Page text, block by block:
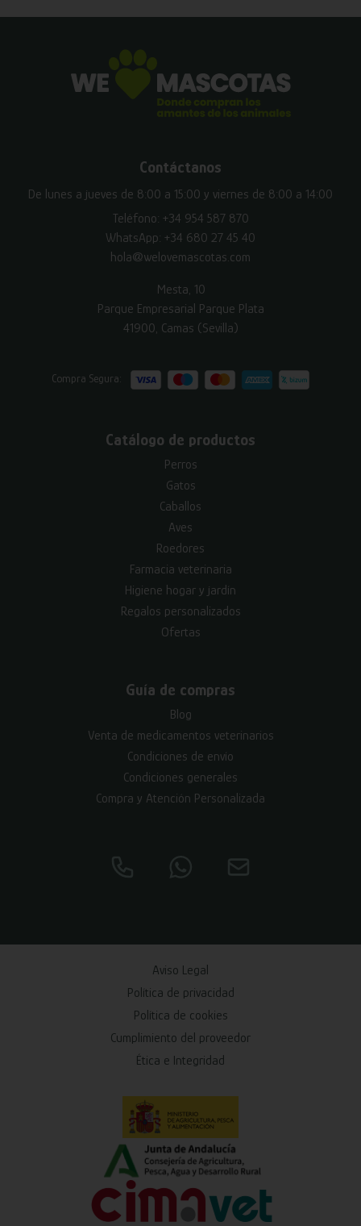
Contáctanos
De lunes a jueves de 8:00 a 15:00 y viernes de 8:00 a 14:00
Teléfono: +34 954 587 870
WhatsApp: +34 680 27 45 40
hola@welovemascotas.com
Mesta, 10
Parque Empresarial Parque Plata
41900, Camas (Sevilla)
Compra Segura:
Catálogo de productos
Perros
Gatos
Caballos
Aves
Roedores
Farmacia veterinaria
Higiene hogar y jardín
Regalos personalizados
Ofertas
Guía de compras
Blog
Venta de medicamentos veterinarios
Condiciones de envío
Condiciones generales
Compra y Atención Personalizada
Aviso Legal
Política de privacidad
Política de cookies
Cumplimiento del proveedor
Ética e Integridad